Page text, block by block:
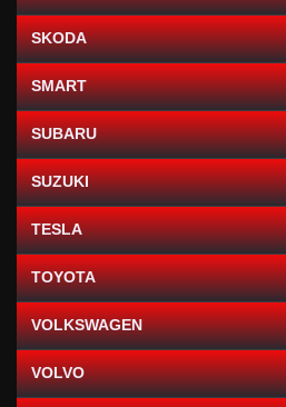
SKODA
SMART
SUBARU
SUZUKI
TESLA
TOYOTA
VOLKSWAGEN
VOLVO